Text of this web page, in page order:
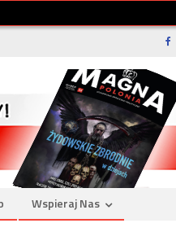
Wspieraj Nas